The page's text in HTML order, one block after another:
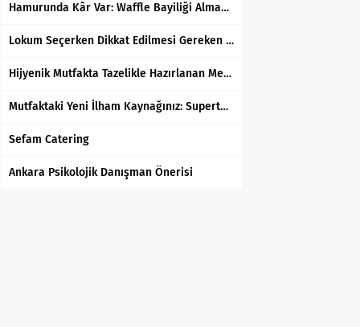
Hamurunda Kâr Var: Waffle Bayiliği Almak Mantıklı mı?
Lokum Seçerken Dikkat Edilmesi Gereken 7 Temel Kriter
Hijyenik Mutfakta Tazelikle Hazırlanan Mersin Tantunisi
Mutfaktaki Yeni İlham Kaynağınız: Supertarifler.com ile Tanışın
Sefam Catering
Ankara Psikolojik Danışman Önerisi